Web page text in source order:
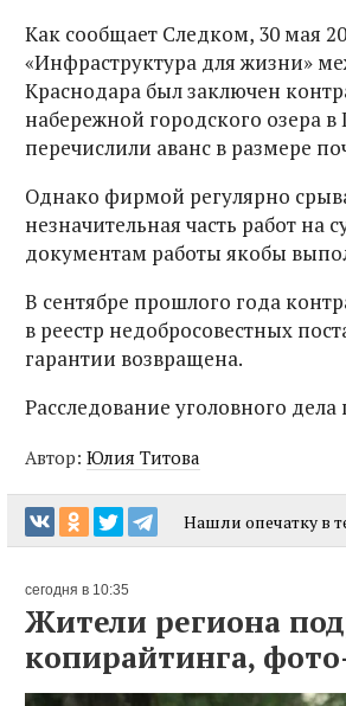
Как сообщает Следком, 30 мая
«Инфраструктура для жизни»
Краснодара был заключен
набережной городского озера
перечислили аванс в размере
Однако фирмой регулярно
незначительная часть работ
документам работы якобы
В сентябре прошлого года
в реестр недобросовестных
гарантии возвращена.
Расследование уголовного дела
Автор: Юлия Титова
Нашли опечатку в
сегодня в 10:35
Жители региона
копирайтинга,